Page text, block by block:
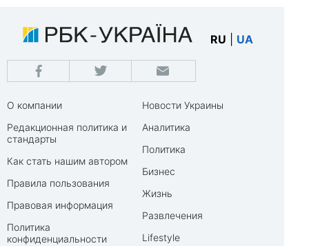
RU UA
О компании
Редакционная политика и
стандарты
Как стать нашим автором
Правила пользования
Правовая информация
Политика
конфиденциальности
Новости Украины
Аналитика
Политика
Бизнес
Жизнь
Развлечения
Lifestyle